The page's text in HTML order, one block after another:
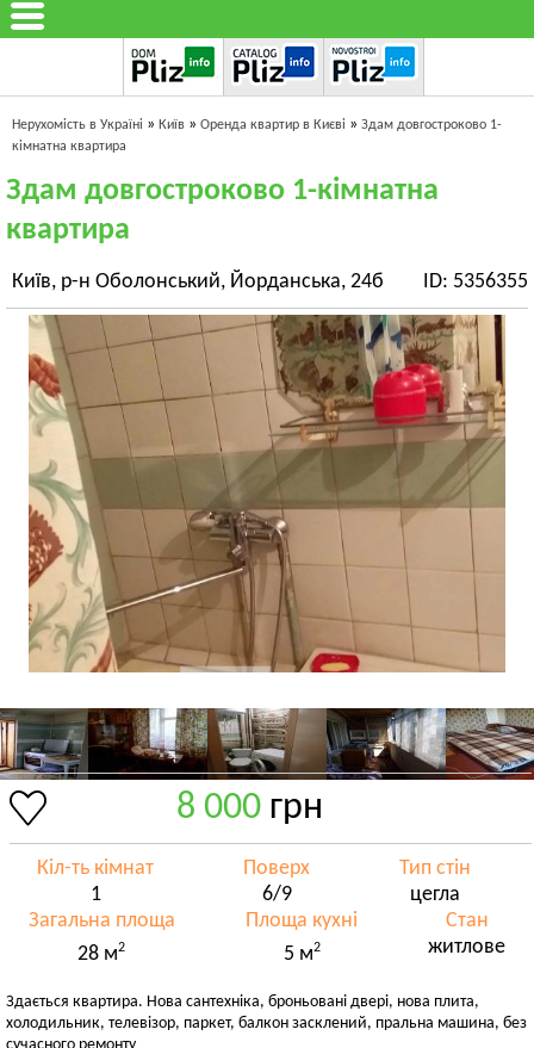
Нерухомість в Україні » Київ » Оренда квартир в Києві » Здам довгостроково 1-
кімнатна квартира
Здам довгостроково 1-кімнатна
квартира
Київ, р-н Оболонський, Йорданська, 24б ID: 5356355
8 000 грн
Кіл-ть кімнат
1
Поверх
6/9
Тип стін
цегла
Загальна площа
28 м2
Площа кухні
5 м2
Стан
житлове
Здається квартира. Нова сантехніка, броньовані двері, нова плита,
холодильник, телевізор, паркет, балкон засклений, пральна машина, без